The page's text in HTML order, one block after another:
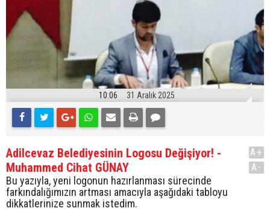
10:06 31 Aralık 2025
Adilcevaz Belediyesinin Logosu Değişiyor! -
Muhammed Cihat GÜNAY
Bu yazıyla, yeni logonun hazırlanması sürecinde
farkındalığımızın artması amacıyla aşağıdaki tabloyu
dikkatlerinize sunmak istedim.
A+
A-